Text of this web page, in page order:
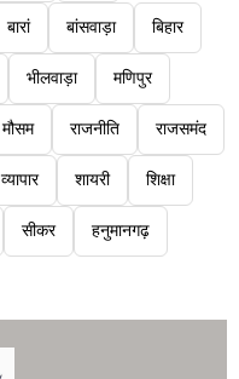
बारां बांसवाड़ा बिहार
भीलवाड़ा मणिपुर
मौसम राजनीति राजसमंद
व्यापार शायरी शिक्षा
सीकर हनुमानगढ़